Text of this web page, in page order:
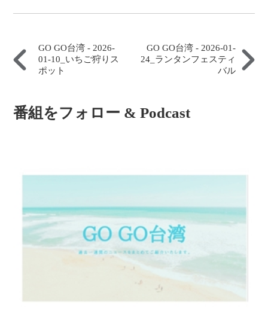
GO GO台湾 - 2026-
01-10_いちご狩りス
ポット
GO GO台湾 - 2026-01-
24_ランタンフェスティ
バル
番組をフォロー & Podcast